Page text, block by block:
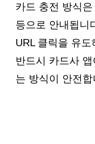
카드 충전 방식
등으로 안내됩니
URL 클릭을 유
반드시 카드사
는 방식이 안전합